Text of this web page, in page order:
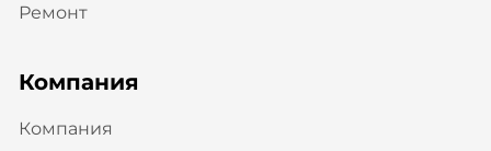
Ремонт
Компания
Компания